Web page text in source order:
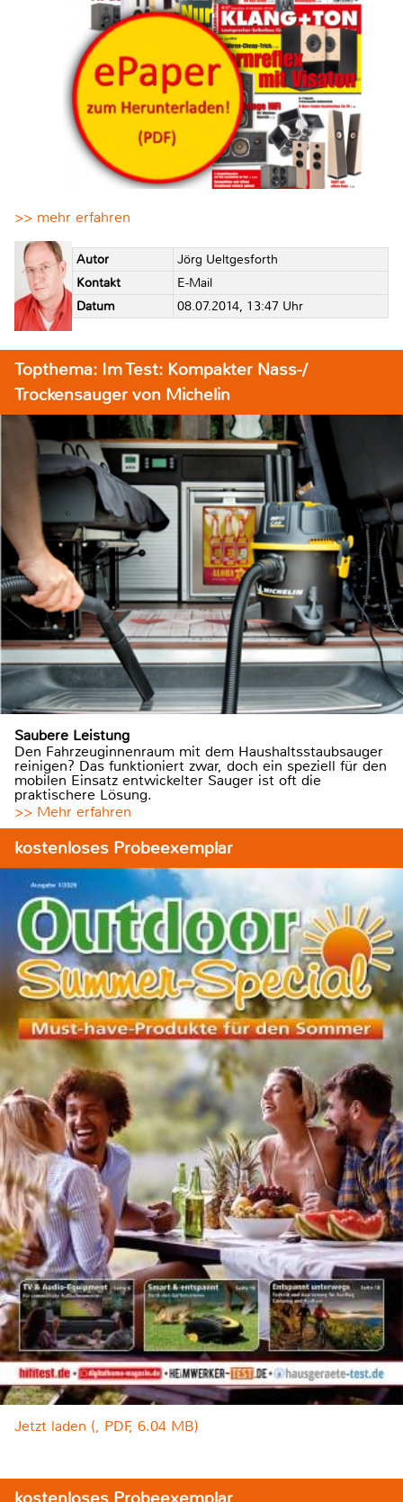
>> mehr erfahren
Autor
Jörg Ueltgesforth
Kontakt
E-Mail
Datum
08.07.2014, 13:47 Uhr
Topthema: Im Test: Kompakter Nass-/
Trockensauger von Michelin
Saubere Leistung
Den Fahrzeuginnenraum mit dem Haushaltsstaubsauger
reinigen? Das funktioniert zwar, doch ein speziell für den
mobilen Einsatz entwickelter Sauger ist oft die
praktischere Lösung.
>> Mehr erfahren
kostenloses Probeexemplar
Jetzt laden (, PDF, 6.04 MB)